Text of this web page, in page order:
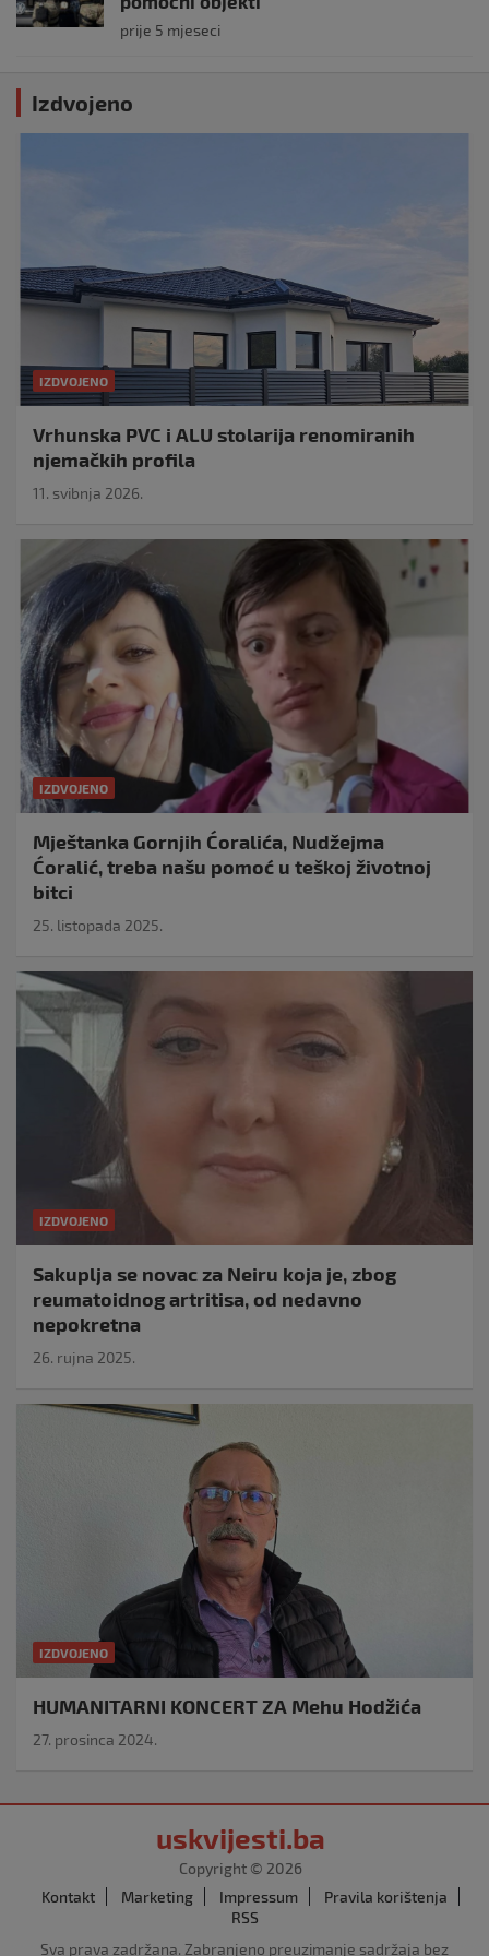
prije 5 mjeseci
Izdvojeno
IZDVOJENO
Vrhunska PVC i ALU stolarija renomiranih
njemačkih profila
11. svibnja 2026.
IZDVOJENO
Mještanka Gornjih Ćoralića, Nudžejma
Ćoralić, treba našu pomoć u teškoj životnoj
bitci
25. listopada 2025.
IZDVOJENO
Sakuplja se novac za Neiru koja je, zbog
reumatoidnog artritisa, od nedavno
nepokretna
26. rujna 2025.
IZDVOJENO
HUMANITARNI KONCERT ZA Mehu Hodžića
27. prosinca 2024.
uskvijesti.ba
Copyright © 2026
Kontakt
Marketing Impressum
Pravila korištenja
RSS
Sva prava zadržana. Zabranjeno preuzimanje sadržaja bez